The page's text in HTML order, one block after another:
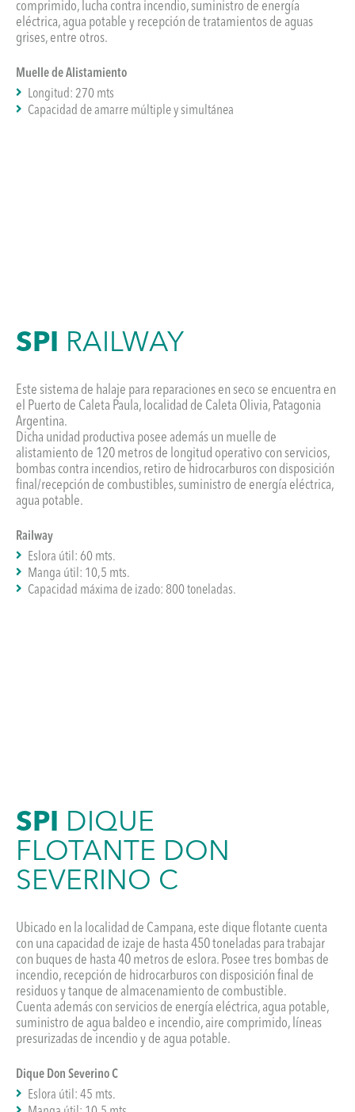
comprimido, lucha contra incendio, suministro de energía
eléctrica, agua potable y recepción de tratamientos de aguas
grises, entre otros.
Muelle de Alistamiento
Longitud: 270 mts
Capacidad de amarre múltiple y simultánea
SPI RAILWAY
Este sistema de halaje para reparaciones en seco se encuentra en
el Puerto de Caleta Paula, localidad de Caleta Olivia, Patagonia
Argentina.
Dicha unidad productiva posee además un muelle de
alistamiento de 120 metros de longitud operativo con servicios,
bombas contra incendios, retiro de hidrocarburos con disposición
final/recepción de combustibles, suministro de energía eléctrica,
agua potable.
Railway
Eslora útil: 60 mts.
Manga útil: 10,5 mts.
Capacidad máxima de izado: 800 toneladas.
SPI DIQUE
FLOTANTE DON
SEVERINO C
Ubicado en la localidad de Campana, este dique flotante cuenta
con una capacidad de izaje de hasta 450 toneladas para trabajar
con buques de hasta 40 metros de eslora. Posee tres bombas de
incendio, recepción de hidrocarburos con disposición final de
residuos y tanque de almacenamiento de combustible.
Cuenta además con servicios de energía eléctrica, agua potable,
suministro de agua baldeo e incendio, aire comprimido, líneas
presurizadas de incendio y de agua potable.
Dique Don Severino C
Eslora útil: 45 mts.